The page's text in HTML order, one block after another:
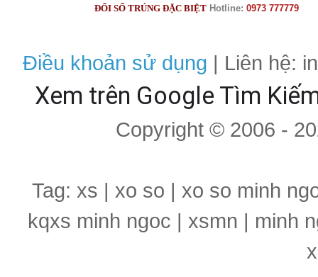
ĐỔI SỐ TRÚNG ĐẶC BIỆT Hotline: 0973 777779
Điều khoản sử dụng | Liên hệ:
Xem trên Google Tìm
Copyright © 2006 -
Tag: xs | xo so | xo so minh
kqxs minh ngoc | xsmn | minh